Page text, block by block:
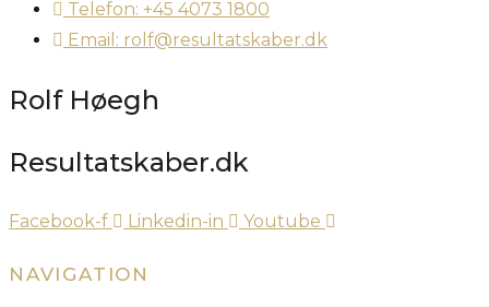
Telefon: +45 4073 1800
Email: rolf@resultatskaber.dk
Rolf Høegh
Resultatskaber.dk
Facebook-f Linkedin-in Youtube
NAVIGATION